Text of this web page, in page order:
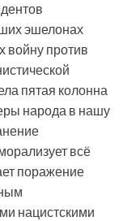
эшелонах
войну против
пятая колонна
народа в нашу
всё
поражение
нацистскими